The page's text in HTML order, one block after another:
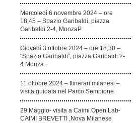
Mercoledì 6 novembre 2024 – ore
18,45 – Spazio Garibaldi, piazza
Garibaldi 2-4, MonzaP
Giovedì 3 ottobre 2024 – ore 18,30 –
“Spazio Garibaldi”, piazza Garibaldi 2-
4 Monza .
11 ottobre 2024 – Itinerari milanesi –
visita guidata nel Parco Sempione
29 Maggio- visita a Caimi Open Lab-
CAIMI BREVETTI ,Nova Milanese